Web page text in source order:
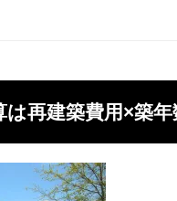
再建築費用×築